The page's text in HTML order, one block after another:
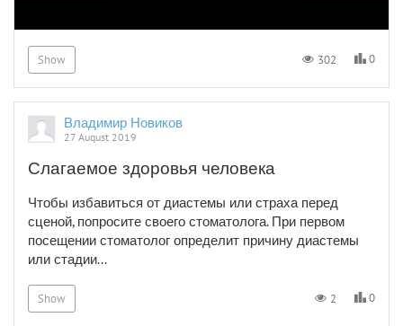
Show 302 0
Владимир Новиков
27 August 2019
Слагаемое здоровья человека
Чтобы избавиться от диастемы или страха перед
сценой, попросите своего стоматолога. При первом
посещении стоматолог определит причину диастемы
или стадии...
Show 2 0